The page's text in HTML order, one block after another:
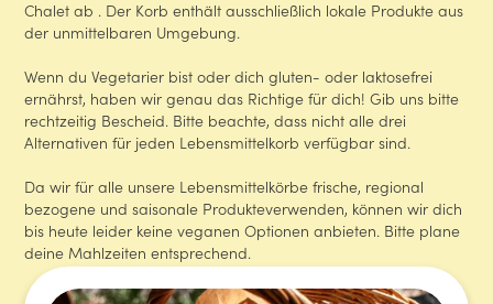
Chalet ab . Der Korb enthält ausschließlich lokale Produkte aus
der unmittelbaren Umgebung.
‍Wenn du Vegetarier bist oder dich gluten- oder laktosefrei
ernährst, haben wir genau das Richtige für dich! Gib uns bitte
rechtzeitig Bescheid. Bitte beachte, dass nicht alle drei
Alternativen für jeden Lebensmittelkorb verfügbar sind.
Da wir für alle unsere Lebensmittelkörbe frische, regional
bezogene und saisonale Produkteverwenden, können wir dich
bis heute leider keine veganen Optionen anbieten. Bitte plane
deine Mahlzeiten entsprechend.